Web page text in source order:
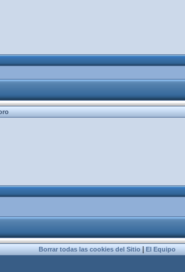
Borrar todas las cookies del Sitio|El Equipo